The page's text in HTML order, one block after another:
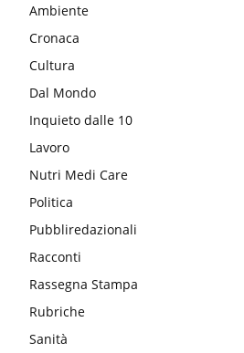
Ambiente
Cronaca
Cultura
Dal Mondo
Inquieto dalle 10
Lavoro
Nutri Medi Care
Politica
Pubbliredazionali
Racconti
Rassegna Stampa
Rubriche
Sanità